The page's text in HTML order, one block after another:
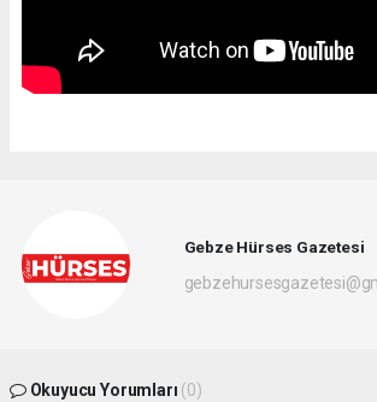
Gebze Hürses Gazetesi
Okuyucu Yorumları (0)